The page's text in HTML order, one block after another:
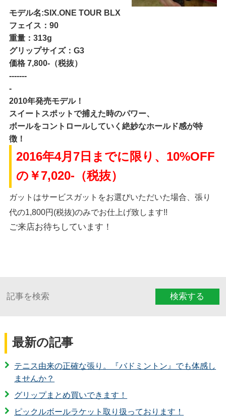
モデル名:SIX.ONE TOUR BLX
フェイス：90
重量：313g
グリップサイズ：G3
価格 7,800-（税抜）
-------
2010年発売モデル！
スイートスポットで捕えた時のパワー、
ボールをコントロールしていく絶妙なホールド感が特
徴！
2016年4月7日までに限り、10%OFF
の￥7,020-（税抜）
ガットはサービスガットをお選びいただいた場合、張り
代の1,800円(税抜)のみでお仕上げ致します!!
ご来店お待ちしています！
検索する
最新の記事
テニス由来の正確な張り。『バドミントン』でも体感し
ませんか？
グリップまとめ買いできます！
ピックルボールラケット取り扱っております！